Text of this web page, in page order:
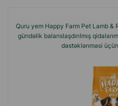
Quru yem Happy Farm Pet Lamb
gündəlik balanslaşdırılmış
dəstəklənməsi